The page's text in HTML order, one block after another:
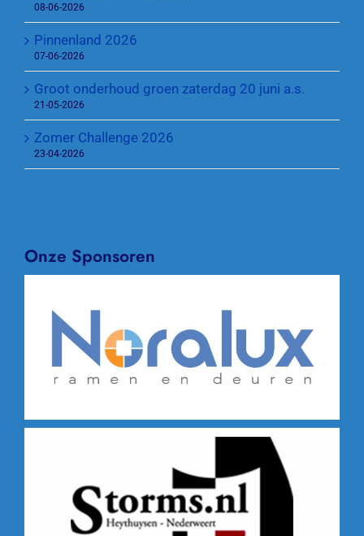
08-06-2026
Pinnenland 2026
07-06-2026
Groot onderhoud groen zaterdag 20 juni a.s.
21-05-2026
Zomer Challenge 2026
23-04-2026
Onze Sponsoren